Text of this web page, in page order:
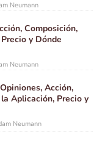
Neumann
Composición,
y Dónde
Neumann
Acción,
Aplicación, Precio y
Neumann